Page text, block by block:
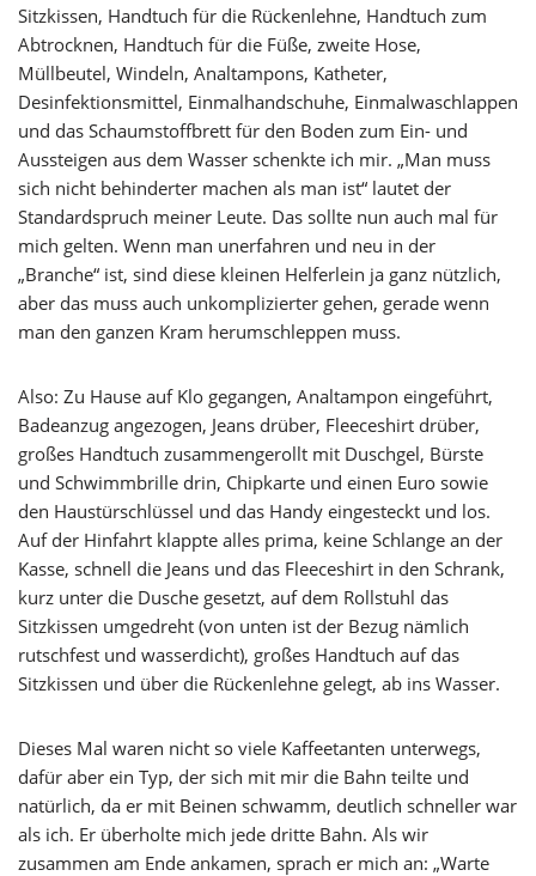
Sitzkissen, Handtuch für die Rückenlehne, Handtuch zum
Abtrocknen, Handtuch für die Füße, zweite Hose,
Müllbeutel, Windeln, Analtampons, Katheter,
Desinfektionsmittel, Einmalhandschuhe, Einmalwaschlappen
und das Schaumstoffbrett für den Boden zum Ein- und
Aussteigen aus dem Wasser schenkte ich mir. „Man muss
sich nicht behinderter machen als man ist“ lautet der
Standardspruch meiner Leute. Das sollte nun auch mal für
mich gelten. Wenn man unerfahren und neu in der
„Branche“ ist, sind diese kleinen Helferlein ja ganz nützlich,
aber das muss auch unkomplizierter gehen, gerade wenn
man den ganzen Kram herumschleppen muss.
Also: Zu Hause auf Klo gegangen, Analtampon eingeführt,
Badeanzug angezogen, Jeans drüber, Fleeceshirt drüber,
großes Handtuch zusammengerollt mit Duschgel, Bürste
und Schwimmbrille drin, Chipkarte und einen Euro sowie
den Haustürschlüssel und das Handy eingesteckt und los.
Auf der Hinfahrt klappte alles prima, keine Schlange an der
Kasse, schnell die Jeans und das Fleeceshirt in den Schrank,
kurz unter die Dusche gesetzt, auf dem Rollstuhl das
Sitzkissen umgedreht (von unten ist der Bezug nämlich
rutschfest und wasserdicht), großes Handtuch auf das
Sitzkissen und über die Rückenlehne gelegt, ab ins Wasser.
Dieses Mal waren nicht so viele Kaffeetanten unterwegs,
dafür aber ein Typ, der sich mit mir die Bahn teilte und
natürlich, da er mit Beinen schwamm, deutlich schneller war
als ich. Er überholte mich jede dritte Bahn. Als wir
zusammen am Ende ankamen, sprach er mich an: „Warte